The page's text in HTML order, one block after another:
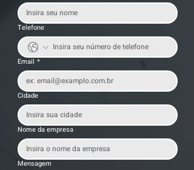
Telefone
Email *
Cidade
Nome da empresa
Mensagem